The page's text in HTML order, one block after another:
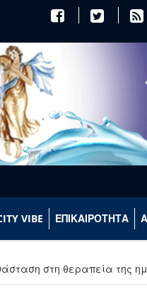
VIBE ΕΠΙΚΑΙΡΟΤΗΤΑ
στη θεραπεία της